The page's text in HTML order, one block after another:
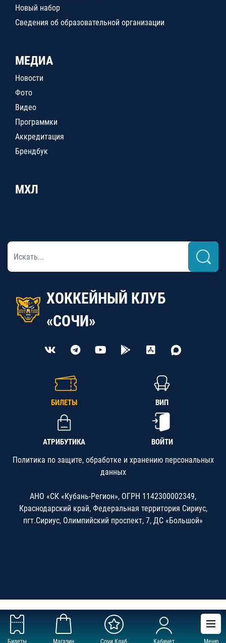
Билеты Магазин Сочи Клаб Кабинет Меню
Новый набор
Сведения об образовательной организации
МЕДИА
Новости
Фото
Видео
Программки
Аккредитация
Брендбук
МХЛ
ХОККЕЙНЫЙ КЛУБ
«СОЧИ»
БИЛЕТЫ ВИП
АТРИБУТИКА ВОЙТИ
Политика по защите, обработке и хранению персональных
данных
АНО «СК «Кубань-Регион», ОГРН 1142300002349,
Краснодарский край, Федеральная территория Сириус,
пгт.Сириус, Олимпийский проспект, 7, ДС «Большой»